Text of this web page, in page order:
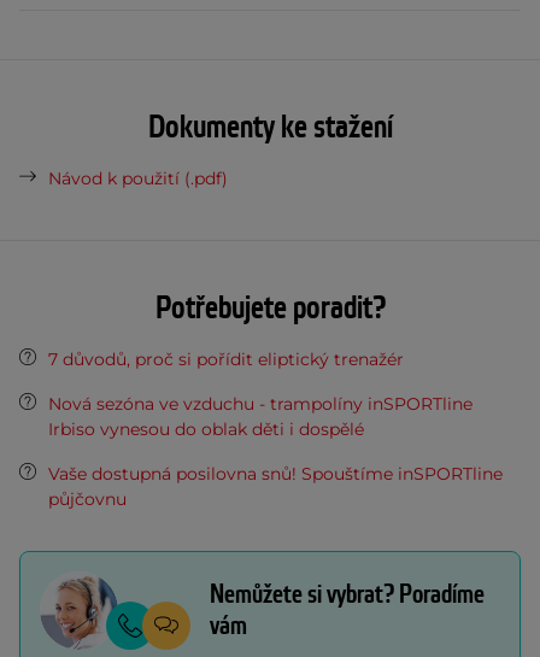
Dokumenty ke stažení
Návod k použití (.pdf)
Potřebujete poradit?
7 důvodů, proč si pořídit eliptický trenažér
Nová sezóna ve vzduchu - trampolíny inSPORTline
Irbiso vynesou do oblak děti i dospělé
Vaše dostupná posilovna snů! Spouštíme inSPORTline
půjčovnu
Nemůžete si vybrat? Poradíme
vám